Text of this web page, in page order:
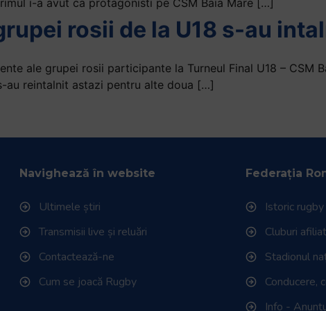
rosii de la U18 s-au
ale grupei rosii participante la Turneul Final U18 – CSM
au reintalnit astazi pentru alte doua […]
Navighează în website
Ultimele știri
Transmisii live și reluări
Contactează-ne
Cum se joacă Rugby
Federația
Istoric
Cluburi
Stadionul
Conducere,
Info -